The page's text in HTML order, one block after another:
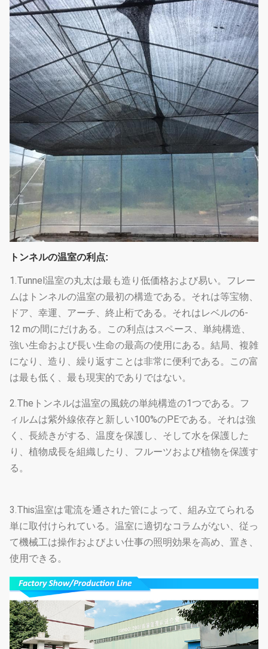
トンネルの温室の利点:
1.Tunnel温室の丸太は最も造り低価格および易い。フレー
ムはトンネルの温室の最初の構造である。それは等宝物、
ドア、幸運、アーチ、終止桁である。それはレベルの6-
12 mの間にだけある。この利点はスペース、単純構造、
強い生命および長い生命の最高の使用にある。結局、複雑
になり、造り、繰り返すことは非常に便利である。この富
は最も低く、最も現実的でありではない。
2.Theトンネルは温室の風銃の単純構造の1つである。フ
ィルムは紫外線依存と新しい100%のPEである。それは強
く、長続きがする、温度を保護し、そして水を保護した
り、植物成長を組織したり、フルーツおよび植物を保護す
る。
3.This温室は電流を通された管によって、組み立てられる
単に取付けられている。温室に適切なコラムがない、従っ
て機械工は操作およびよい仕事の照明効果を高め、置き、
使用できる。